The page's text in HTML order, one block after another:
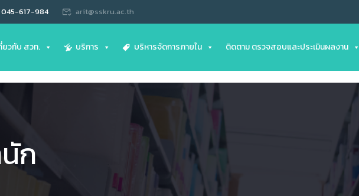
617-984 arit@sskru.ac.th
ยวกับ สวท. บริการ บริหารจัดการภายใน ติดตาม ตรวจสอบและประเมินผลงาน
ก